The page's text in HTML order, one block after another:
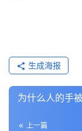
生成海报
为什么人的手
上一篇